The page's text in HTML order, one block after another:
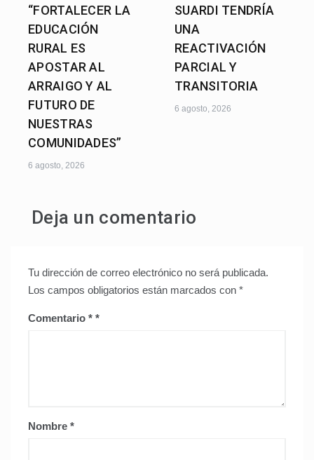
“FORTALECER LA
EDUCACIÓN
RURAL ES
APOSTAR AL
ARRAIGO Y AL
FUTURO DE
NUESTRAS
COMUNIDADES”
6 agosto, 2026
SUARDI TENDRÍA
UNA
REACTIVACIÓN
PARCIAL Y
TRANSITORIA
6 agosto, 2026
Deja un comentario
Tu dirección de correo electrónico no será publicada.
Los campos obligatorios están marcados con *
Comentario *
Nombre *